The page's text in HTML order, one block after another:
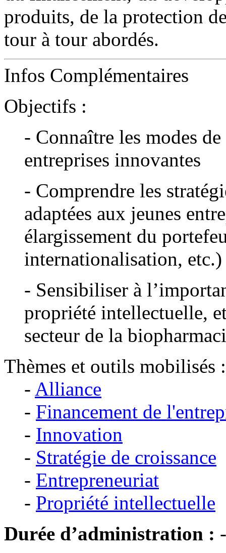
produits, de la protection
tour à tour abordés.
Infos Complémentaires
Objectifs :
- Connaître les modes
entreprises innovantes
- Comprendre les
adaptées aux jeunes
élargissement du
internationalisation, etc.)
- Sensibiliser à
propriété intellectuelle,
secteur de la
Thèmes et outils mobilisés :
- Alliance
- Financement de
- Innovation
- Stratégie de croissance
- Entrepreneuriat
- Propriété intellectuelle
Durée d’administration : -